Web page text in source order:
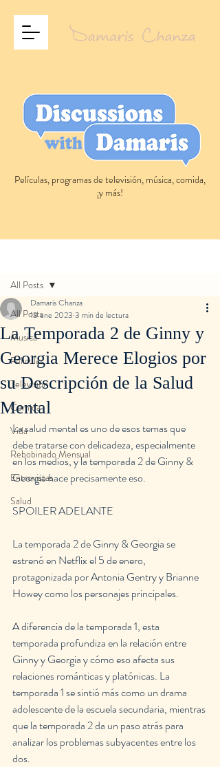
Películas, programas de televisión, música, comida,
¡y más!
All Posts
Musica
Peliculas
Televisión
Comida
Vida
Rebobinado Mensual
Entrevistas
Salud
All Posts
La Temporada 2 de Ginny y
Georgia Merece Elogios por
su Descripción de la Salud
Mental
Damaris Chanza
13 ene 2023 3 min de lectura
La salud mental es uno de esos temas que
debe tratarse con delicadeza, especialmente
en los medios, y la temporada 2 de Ginny &
Georgia hace precisamente eso.
SPOILER ADELANTE
La temporada 2 de Ginny & Georgia se
estrenó en Netflix el 5 de enero,
protagonizada por Antonia Gentry y Brianne
Howey como los personajes principales.
A diferencia de la temporada 1, esta
temporada profundiza en la relación entre
Ginny y Georgia y cómo eso afecta sus
relaciones románticas y platónicas. La
temporada 1 se sintió más como un drama
adolescente de la escuela secundaria, mientras
que la temporada 2 da un paso atrás para
analizar los problemas subyacentes entre los
dos.